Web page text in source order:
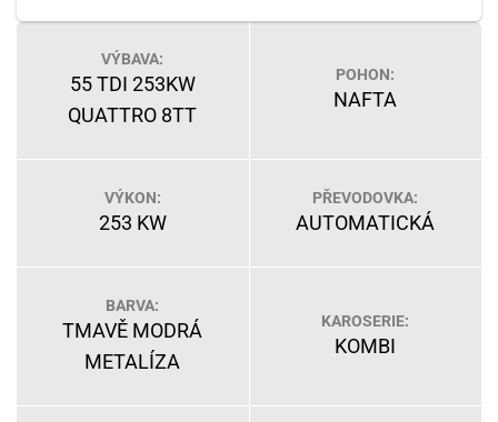
VÝBAVA:
55 TDI 253KW
QUATTRO 8TT
POHON:
NAFTA
VÝKON:
253 KW
PŘEVODOVKA:
AUTOMATICKÁ
BARVA:
TMAVĚ MODRÁ
METALÍZA
KAROSERIE:
KOMBI